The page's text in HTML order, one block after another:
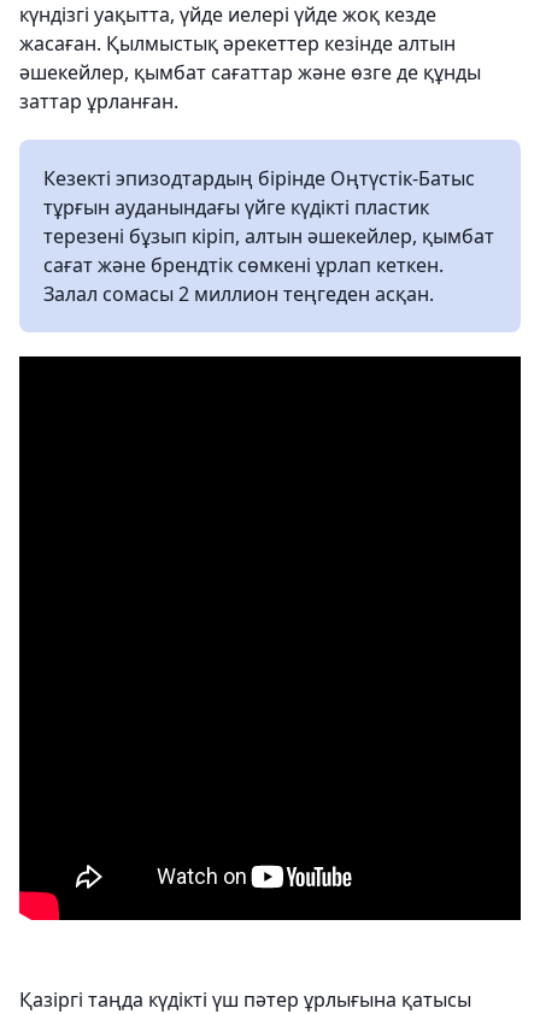
күндізгі уақытта, үйде иелері үйде жоқ кезде
жасаған. Қылмыстық әрекеттер кезінде алтын
әшекейлер, қымбат сағаттар және өзге де құнды
заттар ұрланған.
Кезекті эпизодтардың бірінде Оңтүстік-Батыс
тұрғын ауданындағы үйге күдікті пластик
терезені бұзып кіріп, алтын әшекейлер, қымбат
сағат және брендтік сөмкені ұрлап кеткен.
Залал сомасы 2 миллион теңгеден асқан.
Қазіргі таңда күдікті үш пәтер ұрлығына қатысы